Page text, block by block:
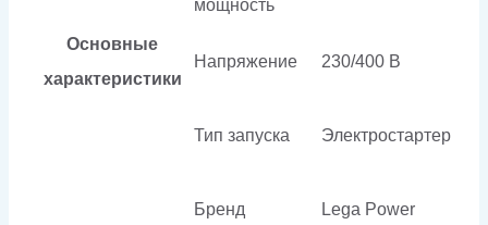
Основные
характеристики
мощность
Напряжение 230/400 В
Тип запуска Электростартер
Бренд Lega Power